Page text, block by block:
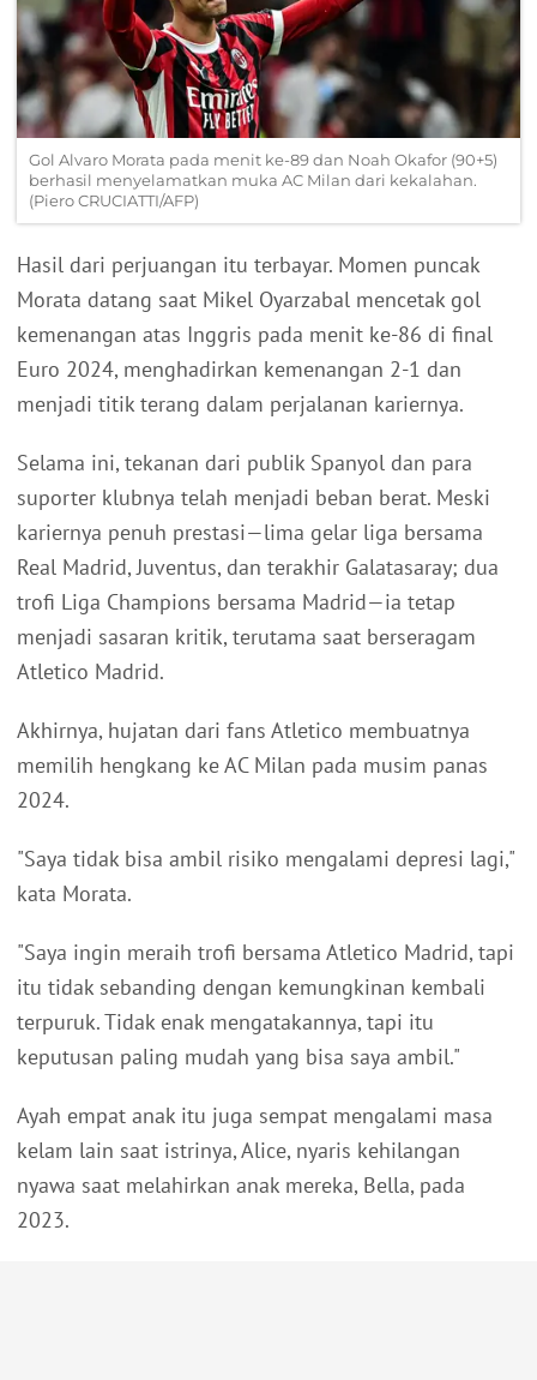
Gol Alvaro Morata pada menit ke-89 dan Noah Okafor (90+5)
berhasil menyelamatkan muka AC Milan dari kekalahan.
(Piero CRUCIATTI/AFP)
Hasil dari perjuangan itu terbayar. Momen puncak
Morata datang saat Mikel Oyarzabal mencetak gol
kemenangan atas Inggris pada menit ke-86 di final
Euro 2024, menghadirkan kemenangan 2-1 dan
menjadi titik terang dalam perjalanan kariernya.
Selama ini, tekanan dari publik Spanyol dan para
suporter klubnya telah menjadi beban berat. Meski
kariernya penuh prestasi—lima gelar liga bersama
Real Madrid, Juventus, dan terakhir Galatasaray; dua
trofi Liga Champions bersama Madrid—ia tetap
menjadi sasaran kritik, terutama saat berseragam
Atletico Madrid.
Akhirnya, hujatan dari fans Atletico membuatnya
memilih hengkang ke AC Milan pada musim panas
2024.
"Saya tidak bisa ambil risiko mengalami depresi lagi,"
kata Morata.
"Saya ingin meraih trofi bersama Atletico Madrid, tapi
itu tidak sebanding dengan kemungkinan kembali
terpuruk. Tidak enak mengatakannya, tapi itu
keputusan paling mudah yang bisa saya ambil."
Ayah empat anak itu juga sempat mengalami masa
kelam lain saat istrinya, Alice, nyaris kehilangan
nyawa saat melahirkan anak mereka, Bella, pada
2023.